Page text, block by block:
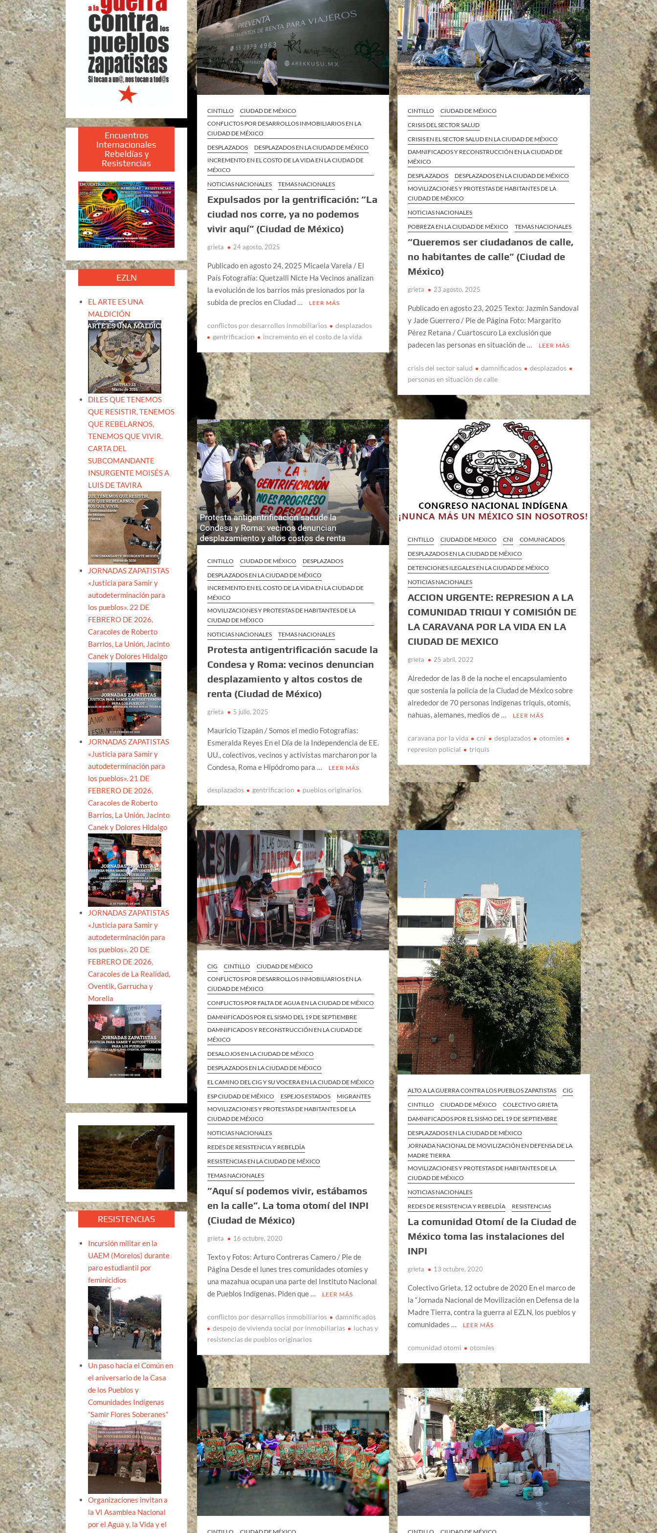
CINTILLO
CIUDAD DE MÉXICO
CONFLICTOS POR DESARROLLOS INMOBILIARIOS EN LA
CIUDAD DE MÉXICO
DESPLAZADOS
DESPLAZADOS EN LA CIUDAD DE MÉXICO
INCREMENTO EN EL COSTO DE LA VIDA EN LA CIUDAD DE
MÉXICO
NOTICIAS NACIONALES
TEMAS NACIONALES
Expulsados por la gentrificación: “La
ciudad nos corre, ya no podemos
vivir aquí” (Ciudad de México)
grieta 24 agosto, 2025
Publicado en agosto 24, 2025 Micaela Varela / El
País Fotografía: Quetzalli Nicte Ha Vecinos analizan
la evolución de los barrios más presionados por la
subida de precios en Ciudad …
LEER MÁS
conflictos por desarrollos inmobiliarios
desplazados
gentrificacion
incremento en el costo de la vida
CINTILLO
CIUDAD DE MÉXICO
CRISIS DEL SECTOR SALUD
CRISIS EN EL SECTOR SALUD EN LA CIUDAD DE MÉXICO
DAMNIFICADOS Y RECONSTRUCCIÓN EN LA CIUDAD DE
MÉXICO
DESPLAZADOS
DESPLAZADOS EN LA CIUDAD DE MÉXICO
MOVILIZACIONES Y PROTESTAS DE HABITANTES DE LA
CIUDAD DE MÉXICO
NOTICIAS NACIONALES
POBREZA EN LA CIUDAD DE MÉXICO
TEMAS NACIONALES
“Queremos ser ciudadanos de calle,
no habitantes de calle” (Ciudad de
México)
grieta 23 agosto, 2025
Publicado en agosto 23, 2025 Texto: Jazmín Sandoval
y Jade Guerrero / Pie de Página Foto: Margarito
Pérez Retana / Cuartoscuro La exclusión que
padecen las personas en situación de …
LEER MÁS
crisis del sector salud damnificados
desplazados
personas en situación de calle
CINTILLO CIUDAD DE MÉXICO
DESPLAZADOS
DESPLAZADOS EN LA CIUDAD DE MÉXICO
INCREMENTO EN EL COSTO DE LA VIDA EN LA CIUDAD DE
MÉXICO
MOVILIZACIONES Y PROTESTAS DE HABITANTES DE LA
CIUDAD DE MÉXICO
NOTICIAS NACIONALES
TEMAS NACIONALES
Protesta antigentrificación sacude la
Condesa y Roma: vecinos denuncian
desplazamiento y altos costos de
renta (Ciudad de México)
grieta 5 julio, 2025
Mauricio Tizapán / Somos el medio Fotografías:
Esmeralda Reyes En el Día de la Independencia de EE.
UU., colectivos, vecinos y activistas marcharon por la
Condesa, Roma e Hipódromo para …
LEER MÁS
desplazados gentrificacion pueblos originarios
CINTILLO CIUDAD DE MEXICO CNI
COMUNICADOS
DESPLAZADOS EN LA CIUDAD DE MÉXICO
DETENCIONES ILEGALES EN LA CIUDAD DE MÉXICO
NOTICIAS NACIONALES
ACCION URGENTE: REPRESION A LA
COMUNIDAD TRIQUI Y COMISIÓN DE
LA CARAVANA POR LA VIDA EN LA
CIUDAD DE MEXICO
grieta 25 abril, 2022
Alrededor de las 8 de la noche el encapsulamiento
que sostenía la policía de la Ciudad de México sobre
alrededor de 70 personas indígenas triquis, otomís,
nahuas, alemanes, medios de …
LEER MÁS
caravana por la vida cni desplazados
otomíes
represion policial
triquis
CIG CINTILLO
CIUDAD DE MÉXICO
CONFLICTOS POR DESARROLLOS INMOBILIARIOS EN LA
CIUDAD DE MÉXICO
CONFLICTOS POR FALTA DE AGUA EN LA CIUDAD DE MÉXICO
DAMNIFICADOS POR EL SISMO DEL 19 DE SEPTIEMBRE
DAMNIFICADOS Y RECONSTRUCCIÓN EN LA CIUDAD DE
MÉXICO
DESALOJOS EN LA CIUDAD DE MÉXICO
DESPLAZADOS EN LA CIUDAD DE MÉXICO
EL CAMINO DEL CIG Y SU VOCERA EN LA CIUDAD DE MÉXICO
ESP CIUDAD DE MÉXICO
ESPEJOS ESTADOS
MIGRANTES
MOVILIZACIONES Y PROTESTAS DE HABITANTES DE LA
CIUDAD DE MÉXICO
NOTICIAS NACIONALES
REDES DE RESISTENCIA Y REBELDÍA
RESISTENCIAS EN LA CIUDAD DE MÉXICO
TEMAS NACIONALES
“Aquí sí podemos vivir, estábamos
en la calle”. La toma otomí del INPI
(Ciudad de México)
grieta 16 octubre, 2020
Texto y Fotos: Arturo Contreras Camero / Pie de
Página Desde el lunes tres comunidades otomíes y
una mazahua ocupan una parte del Instituto Nacional
de Pueblos Indígenas. Piden que …
LEER MÁS
conflictos por desarrollos inmobiliarios
damnificados
despojo de vivienda social por inmobiliarias
luchas y
resistencias de pueblos originarios
ALTO A LA GUERRA CONTRA LOS PUEBLOS ZAPATISTAS
CIG
CINTILLO
CIUDAD DE MÉXICO
COLECTIVO GRIETA
DAMNIFICADOS POR EL SISMO DEL 19 DE SEPTIEMBRE
DESPLAZADOS EN LA CIUDAD DE MÉXICO
JORNADA NACIONAL DE MOVILIZACIÓN EN DEFENSA DE LA
MADRE TIERRA
MOVILIZACIONES Y PROTESTAS DE HABITANTES DE LA
CIUDAD DE MÉXICO
NOTICIAS NACIONALES
REDES DE RESISTENCIA Y REBELDÍA
RESISTENCIAS
La comunidad Otomí de la Ciudad de
México toma las instalaciones del
INPI
grieta 13 octubre, 2020
Colectivo Grieta, 12 octubre de 2020 En el marco de
la “Jornada Nacional de Movilización en Defensa de la
Madre Tierra, contra la guerra al EZLN, los pueblos y
comunidades …
LEER MÁS
comunidad otomi otomíes
Encuentros
Internacionales
Rebeldías y
Resistencias
EZLN
EL ARTE ES UNA
MALDICIÓN
DILES QUE TENEMOS
QUE RESISTIR, TENEMOS
QUE REBELARNOS,
TENEMOS QUE VIVIR.
CARTA DEL
SUBCOMANDANTE
INSURGENTE MOISÉS A
LUIS DE TAVIRA
JORNADAS ZAPATISTAS
«Justicia para Samir y
autodeterminación para
los pueblos». 22 DE
FEBRERO DE 2026,
Caracoles de Roberto
Barrios, La Unión, Jacinto
Canek y Dolores Hidalgo
JORNADAS ZAPATISTAS
«Justicia para Samir y
autodeterminación para
los pueblos». 21 DE
FEBRERO DE 2026,
Caracoles de Roberto
Barrios, La Unión, Jacinto
Canek y Dolores Hidalgo
JORNADAS ZAPATISTAS
«Justicia para Samir y
autodeterminación para
los pueblos». 20 DE
FEBRERO DE 2026,
Caracoles de La Realidad,
Oventik, Garrucha y
Morelia
RESISTENCIAS
Incursión militar en la
UAEM (Morelos) durante
paro estudiantil por
feminicidios
Un paso hacia el Común en
el aniversario de la Casa
de los Pueblos y
Comunidades Indígenas
“Samir Flores Soberanes”
Organizaciones invitan a
la VI Asamblea Nacional
por el Agua y, la Vida y el